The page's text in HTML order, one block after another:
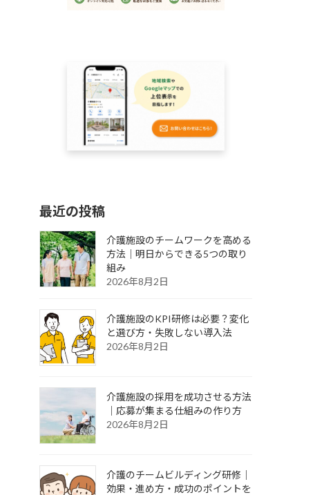
最近の投稿
介護施設のチームワークを高める
方法｜明日からできる5つの取り
組み
2026年8月2日
介護施設のKPI研修は必要？変化
と選び方・失敗しない導入法
2026年8月2日
介護施設の採用を成功させる方法
｜応募が集まる仕組みの作り方
2026年8月2日
介護のチームビルディング研修｜
効果・進め方・成功のポイントを